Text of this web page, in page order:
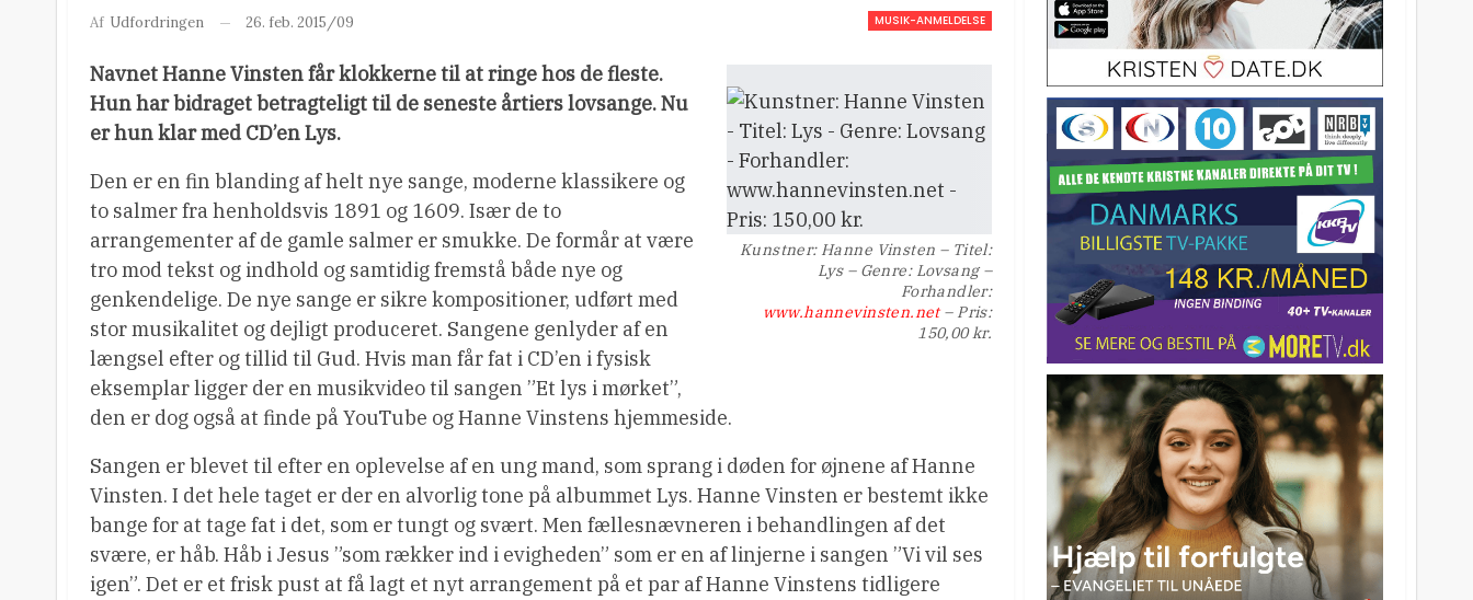
MUSIK-ANMELDELSE
Af Udfordringen 26. feb. 2015/09
Kunstner: Hanne Vinsten – Titel:
Lys – Genre: Lovsang –
Forhandler:
www.hannevinsten.net– Pris:
150,00 kr.
Navnet Hanne Vinsten får klokkerne til at ringe hos de fleste.
Hun har bidraget betragteligt til de seneste årtiers lovsange. Nu
er hun klar med CD’en Lys.
Den er en fin blanding af helt nye sange, moderne klassikere og
to salmer fra henholdsvis 1891 og 1609. Især de to
arrangementer af de gamle salmer er smukke. De formår at være
tro mod tekst og indhold og samtidig fremstå både nye og
genkendelige. De nye sange er sikre kompositioner, udført med
stor musikalitet og dejligt produceret. Sangene genlyder af en
længsel efter og tillid til Gud. Hvis man får fat i CD’en i fysisk
eksemplar ligger der en musikvideo til sangen ”Et lys i mørket”,
den er dog også at finde på YouTube og Hanne Vinstens hjemmeside.
Sangen er blevet til efter en oplevelse af en ung mand, som sprang i døden for øjnene af Hanne
Vinsten. I det hele taget er der en alvorlig tone på albummet Lys. Hanne Vinsten er bestemt ikke
bange for at tage fat i det, som er tungt og svært. Men fællesnævneren i behandlingen af det
svære, er håb. Håb i Jesus ”som rækker ind i evigheden” som er en af linjerne i sangen ”Vi vil ses
igen”. Det er et frisk pust at få lagt et nyt arrangement på et par af Hanne Vinstens tidligere